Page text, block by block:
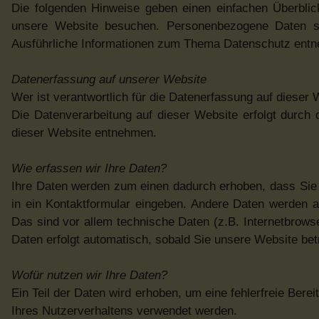
Die folgenden Hinweise geben einen einfachen
unsere Website besuchen. Personenbezogene
Ausführliche Informationen zum Thema Datenschutz
Datenerfassung auf unserer Website
Wer ist verantwortlich für die Datenerfassung auf dieser
Die Datenverarbeitung auf dieser Website erfolgt
dieser Website entnehmen.
Wie erfassen wir Ihre Daten?
Ihre Daten werden zum einen dadurch erhoben, dass
in ein Kontaktformular eingeben. Andere Daten
Das sind vor allem technische Daten (z.B.
Daten erfolgt automatisch, sobald Sie unsere Website
Wofür nutzen wir Ihre Daten?
Ein Teil der Daten wird erhoben, um eine fehlerfreie
Ihres Nutzerverhaltens verwendet werden.